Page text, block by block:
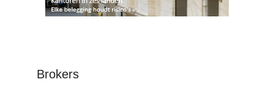
Brokers